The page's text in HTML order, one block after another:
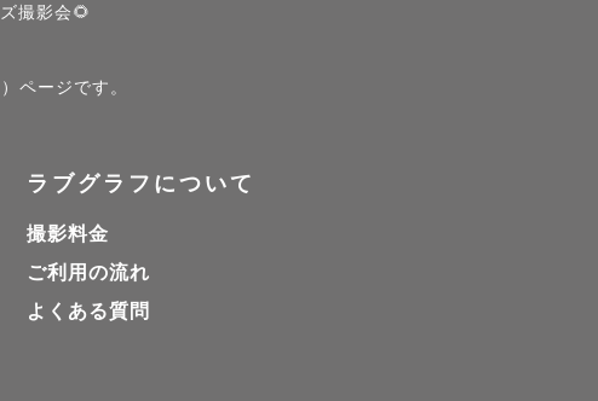
撮影会🌻
ページです。
ラブグラフについて
撮影料金
ご利用の流れ
よくある質問